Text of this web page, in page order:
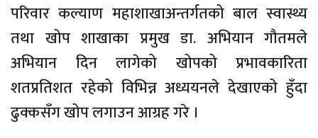
परिवार कल्याण महाशाखाअन्तर्गतको बाल स्वास्थ्य
तथा खोप शाखाका प्रमुख डा. अभियान गौतमले
अभियान दिन लागेको खोपको प्रभावकारिता
शतप्रतिशत रहेको विभिन्न अध्ययनले देखाएको हुँदा
ढुक्कसँग खोप लगाउन आग्रह गरे ।